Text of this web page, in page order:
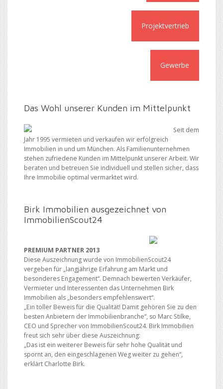
Projektvertrieb
Gewerbe
Das Wohl unserer Kunden im Mittelpunkt
Seit dem
Jahr 1995 vermieten und verkaufen wir erfolgreich
Immobilien in und um München. Als Familienunternehmen
stehen zufriedene Kunden im Mittelpunkt unserer Arbeit. Wir
beraten und betreuen Sie individuell und stellen sicher, dass
Ihre Immobilie optimal vermarktet wird.
Birk Immobilien ausgezeichnet von
ImmobilienScout24
PREMIUM PARTNER 2013
Diese Auszeichnung wurde von ImmobilienScout24
vergeben für „langjährige Erfahrung am Markt und
besonderes Engagement“. Demnach bewerten Verkäufer,
Vermieter und Interessenten das Unternehmen Birk
Immobilien als „besonders empfehlenswert“.
„Ein toller Beweis für die Qualität! Damit gehören Sie zu den
besten Anbietern der Immobilienbranche“, so Marc Stilke,
CEO und Sprecher von ImmobilienScout24. Birk Immobilien
freut sich sehr über diese Auszeichnung:
„Das ist ein weiterer Beweis für sehr hohe Qualität und
spornt an, den eingeschlagenen Weg weiter zu gehen“,
erklärt Charlotte Birk.